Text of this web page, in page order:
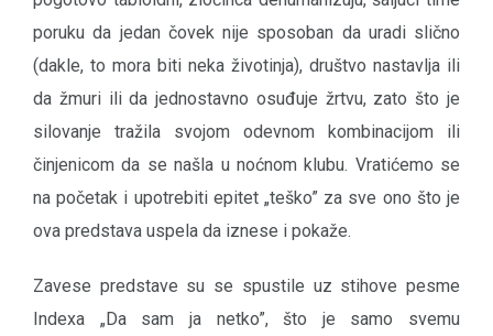
poruku da jedan čovek nije sposoban da uradi slično
(dakle, to mora biti neka životinja), društvo nastavlja ili
da žmuri ili da jednostavno osuđuje žrtvu, zato što je
silovanje tražila svojom odevnom kombinacijom ili
činjenicom da se našla u noćnom klubu. Vratićemo se
na početak i upotrebiti epitet „teško” za sve ono što je
ova predstava uspela da iznese i pokaže.
Zavese predstave su se spustile uz stihove pesme
Indexa „Da sam ja netko”, što je samo svemu